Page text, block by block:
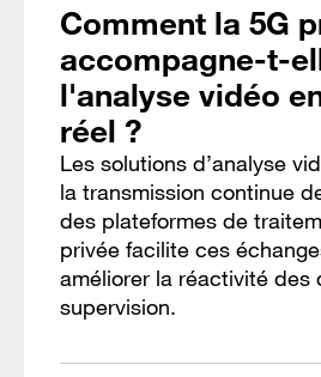
Comment la 5G
accompagne-t-
l'analyse vidéo
réel ?
Les solutions d’analyse
la transmission continue
des plateformes de
privée facilite ces
améliorer la réactivité des
supervision.